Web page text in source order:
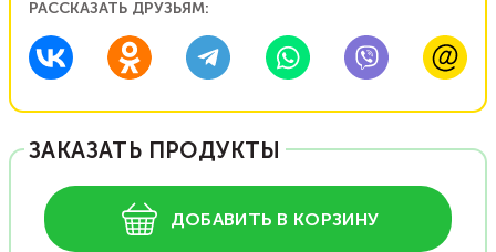
РАССКАЗАТЬ ДРУЗЬЯМ:
ЗАКАЗАТЬ ПРОДУКТЫ
ДОБАВИТЬ В КОРЗИНУ